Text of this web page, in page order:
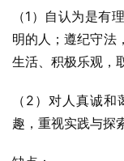
（1）自认为是有
明的人；遵纪守法
生活、积极乐观，
（2）对人真诚
趣，重视实践与探